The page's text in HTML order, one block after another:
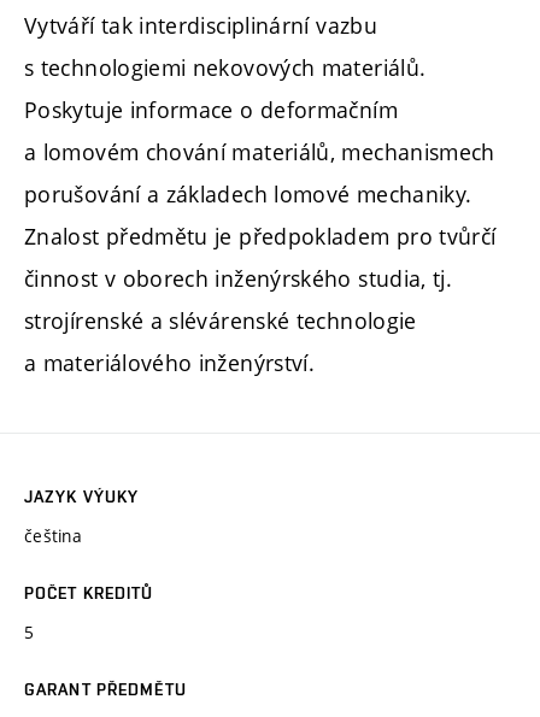
Vytváří tak interdisciplinární vazbu
s technologiemi nekovových materiálů.
Poskytuje informace o deformačním
a lomovém chování materiálů, mechanismech
porušování a základech lomové mechaniky.
Znalost předmětu je předpokladem pro tvůrčí
činnost v oborech inženýrského studia, tj.
strojírenské a slévárenské technologie
a materiálového inženýrství.
JAZYK VÝUKY
čeština
POČET KREDITŮ
5
GARANT PŘEDMĚTU